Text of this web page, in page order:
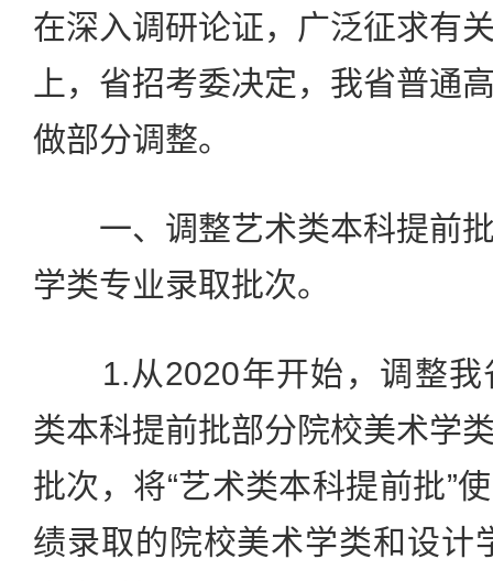
在深入调研论证，广泛征求有
上，省招考委决定，我省普通
做部分调整。
一、调整艺术类本科提前批
学类专业录取批次。
1.从2020年开始，调整我
类本科提前批部分院校美术学
批次，将“艺术类本科提前批”
绩录取的院校美术学类和设计